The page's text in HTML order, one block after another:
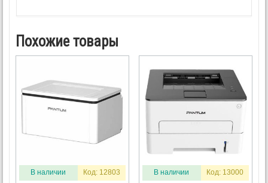
Похожие товары
В наличии Код: 12803 В наличии Код: 13000